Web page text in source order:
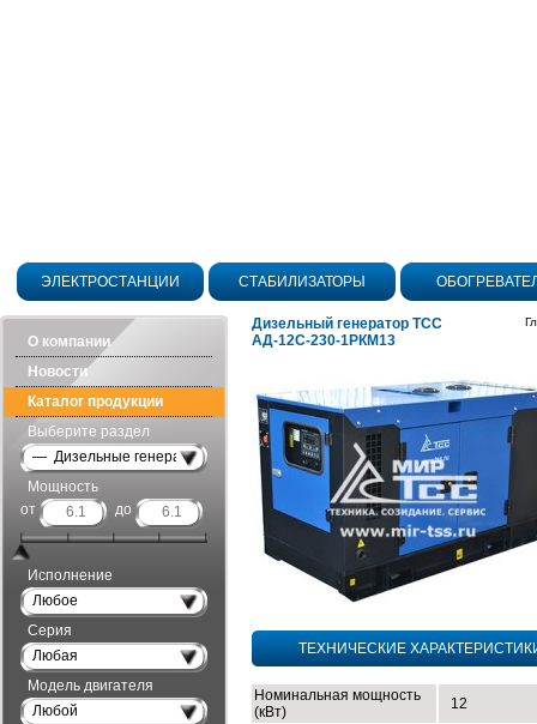
ЭЛЕКТРОСТАНЦИИ СТАБИЛИЗАТОРЫ
О компании
Новости
Каталог продукции
Выберите раздел
— Дизельные генераторы в шумозащитных кожухах
Мощность
от
до
Исполнение
Любое
Серия
Любая
Модель двигателя
Любой
Дизельный генератор ТСС
АД-12С-230-1РКМ13
ТЕХНИЧЕСКИЕ
Номинальная мощность
(кВт)
12